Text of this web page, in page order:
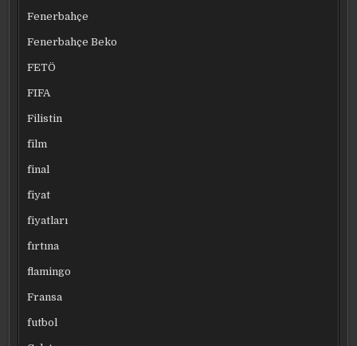
Fenerbahçe
Fenerbahçe Beko
FETÖ
FIFA
Filistin
film
final
fiyat
fiyatları
fırtına
flamingo
Fransa
futbol